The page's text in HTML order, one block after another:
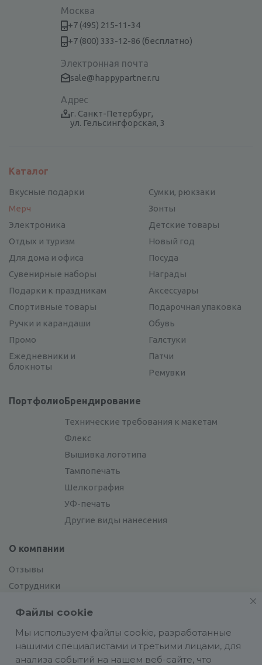
Москва
+7 (495) 215-11-34
+7 (800) 333-12-86 (бесплатно)
Электронная почта
sale@happypartner.ru
Адрес
г. Санкт-Петербург,
ул. Гельсингфорская, 3
Каталог
Вкусные подарки
Мерч
Электроника
Отдых и туризм
Для дома и офиса
Сувенирные наборы
Подарки к праздникам
Спортивные товары
Ручки и карандаши
Промо
Ежедневники и
блокноты
Сумки, рюкзаки
Зонты
Детские товары
Новый год
Посуда
Награды
Аксессуары
Подарочная упаковка
Обувь
Галстуки
Патчи
Ремувки
ПортфолиоБрендирование
Технические требования к макетам
Флекс
Вышивка логотипа
Тампопечать
Шелкография
УФ-печать
Другие виды нанесения
О компании
Отзывы
Сотрудники
Вакансии
Файлы cookie
Мы используем файлы cookie, разработанные
нашими специалистами и третьими лицами, для
анализа событий на нашем веб-сайте, что